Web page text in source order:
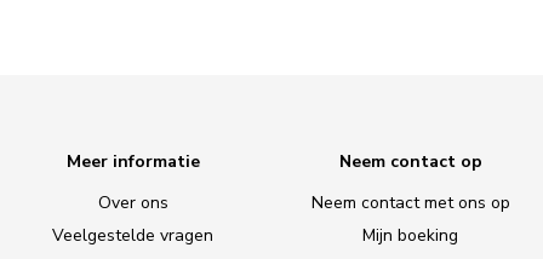
Meer informatie
Over ons
Veelgestelde vragen
Neem contact op
Neem contact met ons op
Mijn boeking